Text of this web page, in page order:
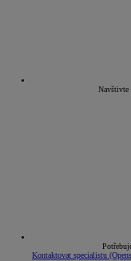
Navštivte
Kontaktovat specialistu